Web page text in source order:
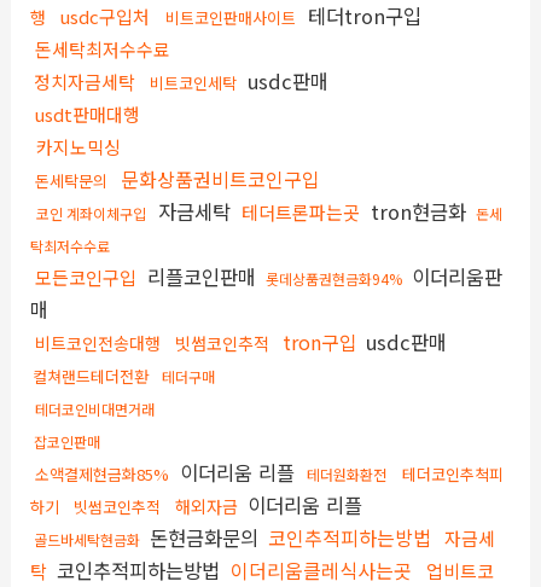
행
usdc구입처 비트코인판매사이트 테더tron구입
돈세탁최저수수료
정치자금세탁
비트코인세탁 usdc판매
usdt판매대행
카지노믹싱
돈세탁문의 문화상품권비트코인구입
코인 계좌이체구입 자금세탁 테더트론파는곳 tron현금화 돈세
탁최저수수료
모든코인구입 리플코인판매 롯데상품권현금화94% 이더리움판
매
비트코인전송대행 빗썸코인추적 tron구입 usdc판매
컬쳐랜드테더전환
테더구매
테더코인비대면거래
잡코인판매
소액결제현금화85% 이더리움 리플 테더원화환전
테더코인추척피
하기
빗썸코인추적 해외자금 이더리움 리플
골드바세탁현금화 돈현금화문의 코인추적피하는방법
자금세
탁 코인추적피하는방법 이더리움클레식사는곳
업비트코